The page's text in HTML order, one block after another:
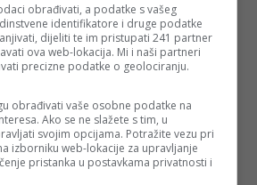
društvenih mrežaTwitteriFacebook
obrađivati, a podatke s vašeg
identifikatore i druge podatke
dijeliti te im pristupati 241 partner
ova web-lokacija. Mi i naši partneri
precizne podatke o geolociranju.
obrađivati vaše osobne podatke na
Ako se ne slažete s tim, u
svojim opcijama. Potražite vezu pri
izborniku web-lokacije za upravljanje
pristanka u postavkama privatnosti i